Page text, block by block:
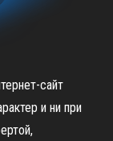
сайт
и ни при